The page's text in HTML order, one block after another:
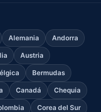
Alemania Andorra
Austria
Bermudas
Canadá Chequia
Corea del Sur